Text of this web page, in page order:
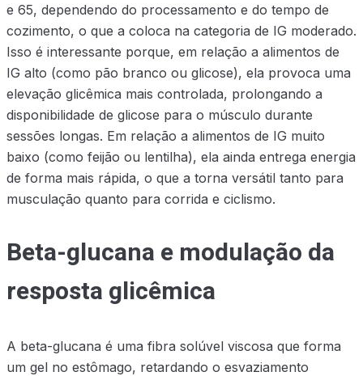
e 65, dependendo do processamento e do tempo de
cozimento, o que a coloca na categoria de IG moderado.
Isso é interessante porque, em relação a alimentos de
IG alto (como pão branco ou glicose), ela provoca uma
elevação glicêmica mais controlada, prolongando a
disponibilidade de glicose para o músculo durante
sessões longas. Em relação a alimentos de IG muito
baixo (como feijão ou lentilha), ela ainda entrega energia
de forma mais rápida, o que a torna versátil tanto para
musculação quanto para corrida e ciclismo.
Beta-glucana e modulação da
resposta glicêmica
A beta-glucana é uma fibra solúvel viscosa que forma
um gel no estômago, retardando o esvaziamento